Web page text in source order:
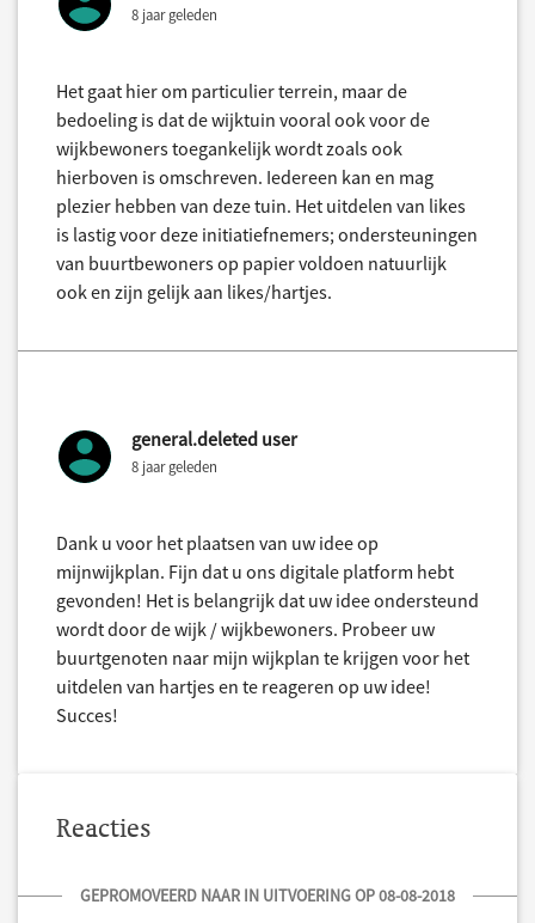
8 jaar geleden
Het gaat hier om particulier terrein, maar de
bedoeling is dat de wijktuin vooral ook voor de
wijkbewoners toegankelijk wordt zoals ook
hierboven is omschreven. Iedereen kan en mag
plezier hebben van deze tuin. Het uitdelen van likes
is lastig voor deze initiatiefnemers; ondersteuningen
van buurtbewoners op papier voldoen natuurlijk
ook en zijn gelijk aan likes/hartjes.
general.deleted user
8 jaar geleden
Dank u voor het plaatsen van uw idee op
mijnwijkplan. Fijn dat u ons digitale platform hebt
gevonden! Het is belangrijk dat uw idee ondersteund
wordt door de wijk / wijkbewoners. Probeer uw
buurtgenoten naar mijn wijkplan te krijgen voor het
uitdelen van hartjes en te reageren op uw idee!
Succes!
Reacties
GEPROMOVEERD NAAR IN UITVOERING OP 08-08-2018